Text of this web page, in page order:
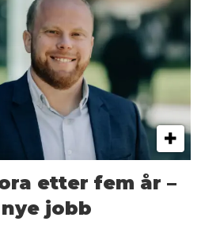
etter fem år –
jobb